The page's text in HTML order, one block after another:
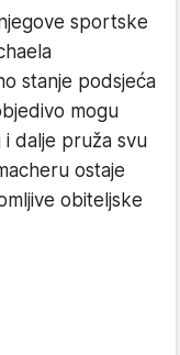
sportske
stanje podsjeća
mogu
dalje pruža svu
ostaje
obiteljske